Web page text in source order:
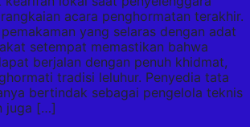
Cara
Pengelolaan
Layanan
Duka
Yang
Sesuai
acara penghormatan terakhir.
yang selaras dengan adat
setempat memastikan bahwa
berjalan dengan penuh khidmat,
tradisi leluhur. Penyedia tata
bertindak sebagai pengelola teknis
juga […]